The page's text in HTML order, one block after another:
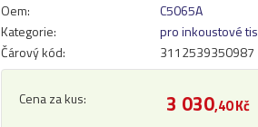
Oem:
C5065A
Kategorie:
pro inkoustové
Čárový kód:
3112539350987
Cena za kus: 3 030,40 Kč